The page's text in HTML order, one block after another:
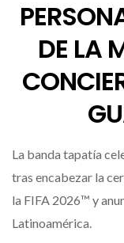
DE LA
La banda tapatía
tras encabezar la
la FIFA 2026™ y
Latinoamérica.